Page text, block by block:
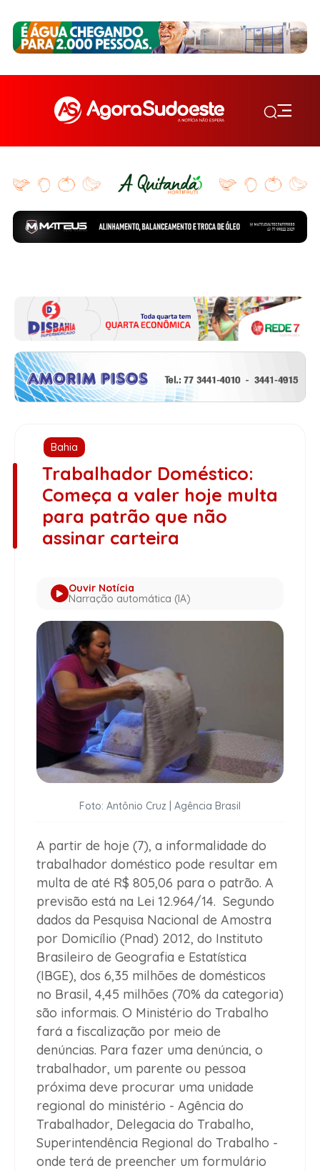
Bahia
Trabalhador Doméstico:
Começa a valer hoje multa
para patrão que não
assinar carteira
Ouvir Notícia
Narração automática (IA)
Foto: Antônio Cruz | Agência Brasil
A partir de hoje (7), a informalidade do
trabalhador doméstico pode resultar em
multa de até R$ 805,06 para o patrão. A
previsão está na Lei 12.964/14. Segundo
dados da Pesquisa Nacional de Amostra
por Domicílio (Pnad) 2012, do Instituto
Brasileiro de Geografia e Estatística
(IBGE), dos 6,35 milhões de domésticos
no Brasil, 4,45 milhões (70% da categoria)
são informais. O Ministério do Trabalho
fará a fiscalização por meio de
denúncias. Para fazer uma denúncia, o
trabalhador, um parente ou pessoa
próxima deve procurar uma unidade
regional do ministério - Agência do
Trabalhador, Delegacia do Trabalho,
Superintendência Regional do Trabalho -
onde terá de preencher um formulário